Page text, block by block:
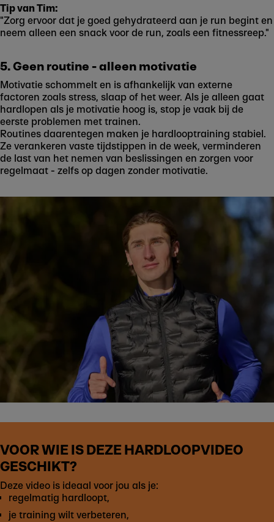
Tip van Tim:
"Zorg ervoor dat je goed gehydrateerd aan je run begint en
neem alleen een snack voor de run, zoals een fitnessreep."
5. Geen routine - alleen motivatie
Motivatie schommelt en is afhankelijk van externe
factoren zoals stress, slaap of het weer. Als je alleen gaat
hardlopen als je motivatie hoog is, stop je vaak bij de
eerste problemen met trainen.
Routines daarentegen maken je hardlooptraining stabiel.
Ze verankeren vaste tijdstippen in de week, verminderen
de last van het nemen van beslissingen en zorgen voor
regelmaat - zelfs op dagen zonder motivatie.
VOOR WIE IS DEZE HARDLOOPVIDEO
GESCHIKT?
Deze video is ideaal voor jou als je:
regelmatig hardloopt,
je training wilt verbeteren,